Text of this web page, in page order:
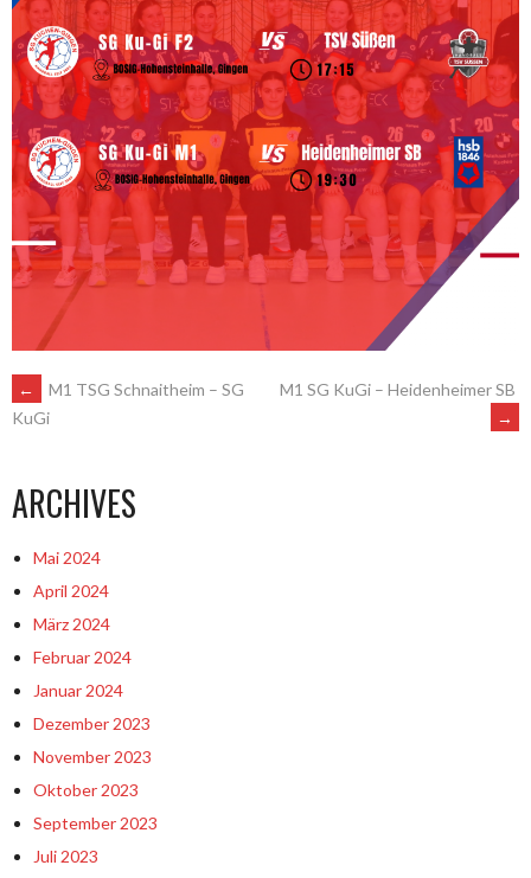
ARTIKEL-
←
M1 TSG Schnaitheim – SG
KuGi
M1 SG KuGi – Heidenheimer SB
→
ARCHIVES
Mai 2024
April 2024
März 2024
Februar 2024
Januar 2024
Dezember 2023
November 2023
Oktober 2023
September 2023
Juli 2023